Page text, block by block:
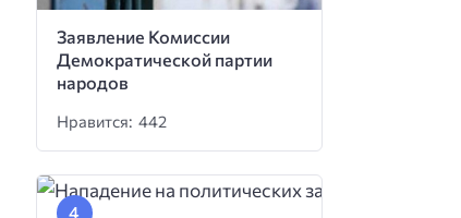
Заявление Комиссии
Демократической партии
народов
Нравится: 442